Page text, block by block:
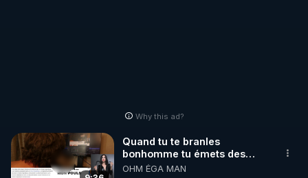
Why this ad?
Quand tu te branles
bonhomme tu émets des
ondes ils ont juste omis de
OHM ÉGA MAN